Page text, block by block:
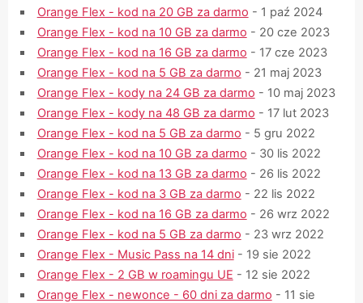
Orange Flex - kod na 20 GB za darmo - 1 paź 2024
Orange Flex - kod na 10 GB za darmo - 20 cze 2023
Orange Flex - kod na 16 GB za darmo - 17 cze 2023
Orange Flex - kod na 5 GB za darmo - 21 maj 2023
Orange Flex - kody na 24 GB za darmo - 10 maj 2023
Orange Flex - kody na 48 GB za darmo - 17 lut 2023
Orange Flex - kod na 5 GB za darmo - 5 gru 2022
Orange Flex - kod na 10 GB za darmo - 30 lis 2022
Orange Flex - kod na 13 GB za darmo - 26 lis 2022
Orange Flex - kod na 3 GB za darmo - 22 lis 2022
Orange Flex - kod na 16 GB za darmo - 26 wrz 2022
Orange Flex - kod na 5 GB za darmo - 23 wrz 2022
Orange Flex - Music Pass na 14 dni- 19 sie 2022
Orange Flex - 2 GB w roamingu UE - 12 sie 2022
Orange Flex - newonce - 60 dni za darmo - 11 sie